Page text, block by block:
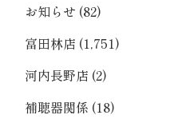
お知らせ (82)
富田林店 (1,751)
河内長野店 (2)
補聴器関係 (18)